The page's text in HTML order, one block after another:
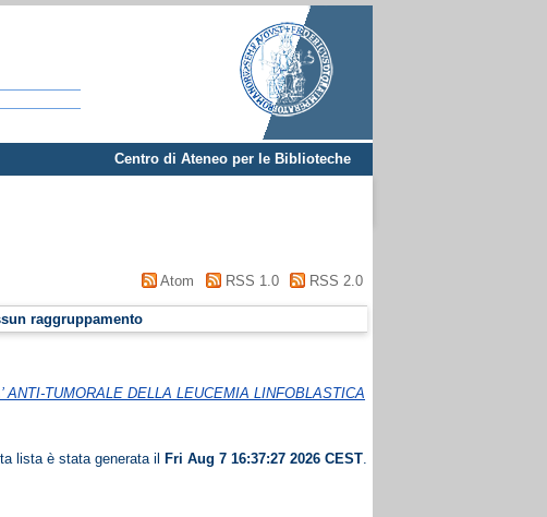
Centro di Ateneo per le Biblioteche
Atom RSS 1.0 RSS 2.0
raggruppamento
ANTI-TUMORALE DELLA LEUCEMIA LINFOBLASTICA
lista è stata generata il Fri Aug 7 16:37:27 2026 CEST